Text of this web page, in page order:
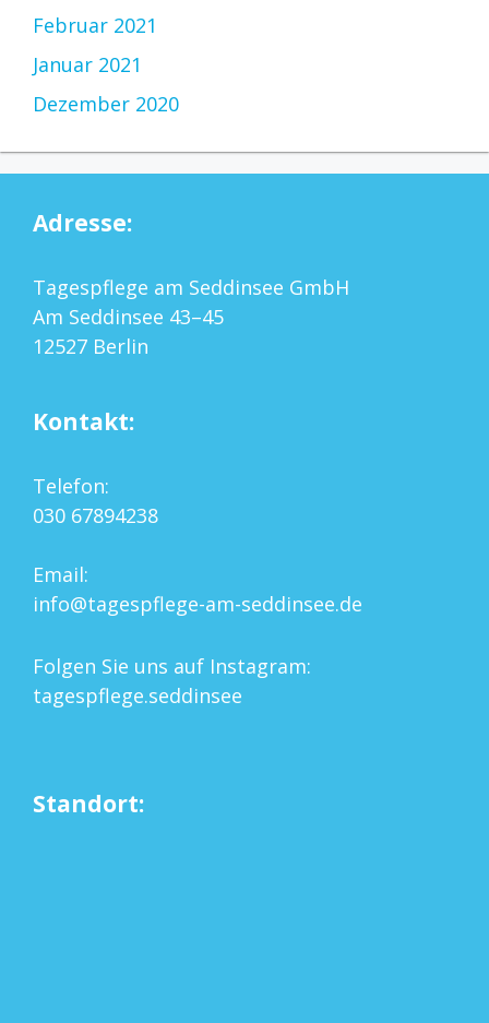
Februar 2021
Januar 2021
Dezember 2020
Adresse:
Tagespflege am Seddinsee GmbH
Am Seddinsee 43–45
12527 Berlin
Kontakt:
Telefon:
030 67894238
Email:
info@tagespflege-am-seddinsee.de
Folgen Sie uns auf Instagram:
tagespflege.seddinsee
Standort: